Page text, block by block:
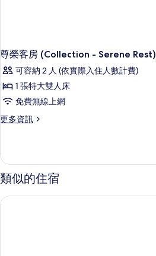
尊榮客房 (Collection - Serene Rest)
可容納 2 人 (依實際入住人數計費)
1 張特大雙人床
免費無線上網
更多資訊
更
客
房
(Collection
Serene
類似的住宿
上海龍之夢萬麗酒店